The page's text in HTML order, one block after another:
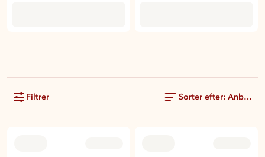
Filtrer Sorter efter: